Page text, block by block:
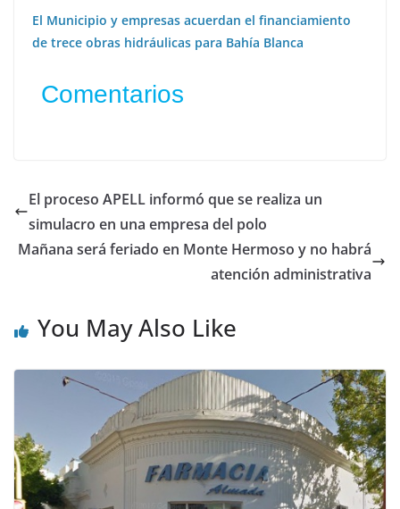
El Municipio y empresas acuerdan el financiamiento
de trece obras hidráulicas para Bahía Blanca
Comentarios
El proceso APELL informó que se realiza un
simulacro en una empresa del polo
Mañana será feriado en Monte Hermoso y no habrá
atención administrativa
You May Also Like